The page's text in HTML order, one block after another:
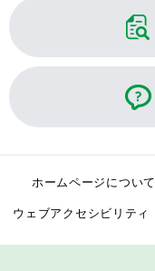
ホームページについて
ウェブアクセシビリティ